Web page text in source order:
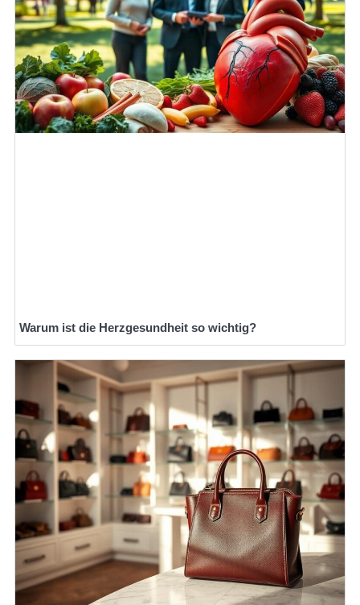
Warum ist die Herzgesundheit so wichtig?